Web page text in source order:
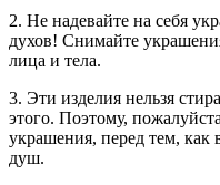
2. Не надевайте на себя
духов! Снимайте
лица и тела.
3. Эти изделия нельзя
этого. Поэтому,
украшения, перед тем,
душ.